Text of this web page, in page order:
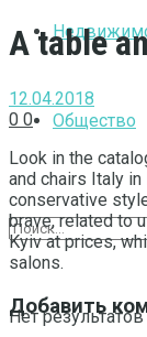
Общество
Нет результатов
A table
12.04.2018
0 0
Look in the
and chairs Italy
conservative
brave, related to
Kyiv at prices,
salons.
Добавить